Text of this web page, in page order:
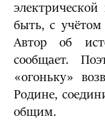
быть, с
Автор об
сообщает.
«огоньку»
Родине,
общим.